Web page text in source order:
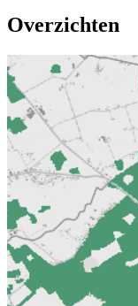
Overzichten